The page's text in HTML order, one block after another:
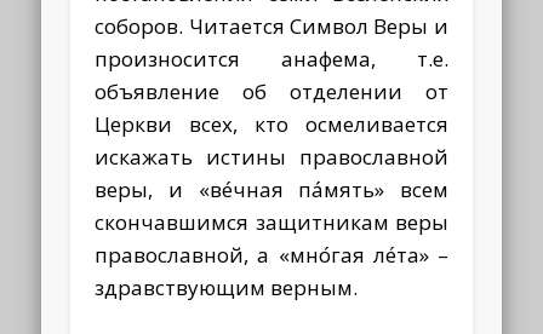
соборов. Читается Символ Веры и
произносится анафема, т.е.
объявление об отделении от
Церкви всех, кто осмеливается
искажать истины православной
веры, и «ве́чная па́мять» всем
скончавшимся защитникам веры
православной, а «мно́гая ле́та» –
здравствующим верным.